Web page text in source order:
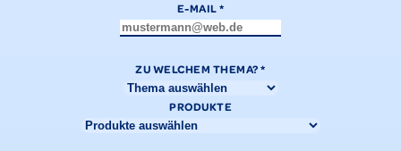
E-MAIL*
ZU WELCHEM THEMA?*
PRODUKTE